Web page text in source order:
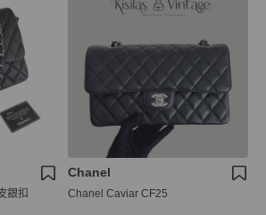
銀扣
Chanel
Chanel Caviar CF25